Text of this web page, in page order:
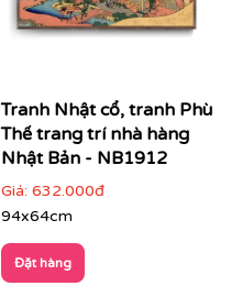
Tranh Nhật cổ, tranh Phù
Thế trang trí nhà hàng
Nhật Bản - NB1912
Giá: 632.000đ
94x64cm
Đặt hàng